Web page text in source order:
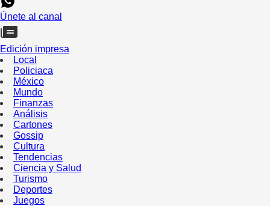
Únete al canal
Edición impresa
Local
Policiaca
México
Mundo
Finanzas
Análisis
Cartones
Gossip
Cultura
Tendencias
Ciencia y Salud
Turismo
Deportes
Juegos